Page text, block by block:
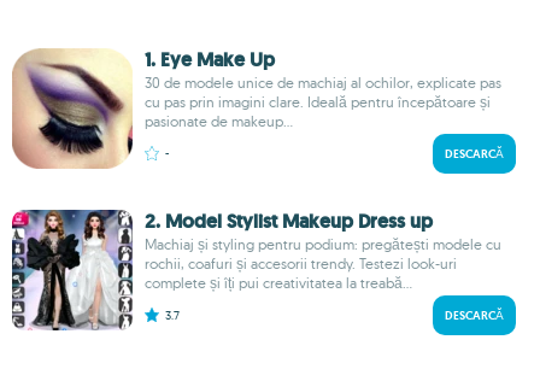
1. Eye Make Up
30 de modele unice de machiaj al ochilor, explicate pas
cu pas prin imagini clare. Ideală pentru începătoare și
pasionate de makeup...
- DESCARCĂ
2. Model Stylist Makeup Dress up
Machiaj și styling pentru podium: pregătești modele cu
rochii, coafuri și accesorii trendy. Testezi look-uri
complete și îți pui creativitatea la treabă...
3.7 DESCARCĂ